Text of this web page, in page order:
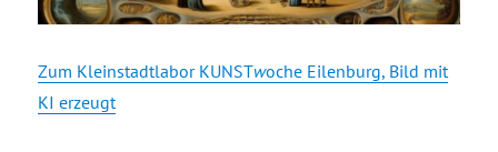
Zum Kleinstadtlabor KUNSTwoche Eilenburg, Bild mit
KI erzeugt